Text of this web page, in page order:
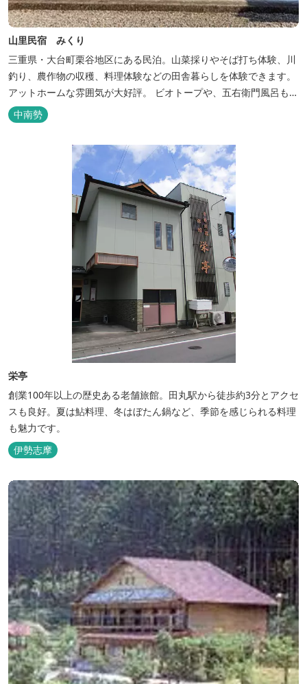
山里民宿 みくり
三重県・大台町栗谷地区にある民泊。山菜採りやそば打ち体験、川
釣り、農作物の収穫、料理体験などの田舎暮らしを体験できます。
アットホームな雰囲気が大好評。 ビオトープや、五右衛門風呂も楽
しめます。6月はホタル観賞が人気。 夜になると周囲は真っ暗。都
会には無い闇の中を飛び交うヒメホタル・ヘイケボタルを観賞した
り、星空を眺めたり・・・ 初夏の早朝には「アカショウビン」の美
しい声を聞く事ができた...
中南勢
栄亭
創業100年以上の歴史ある老舗旅館。田丸駅から徒歩約3分とアクセ
スも良好。夏は鮎料理、冬はぼたん鍋など、季節を感じられる料理
も魅力です。
伊勢志摩